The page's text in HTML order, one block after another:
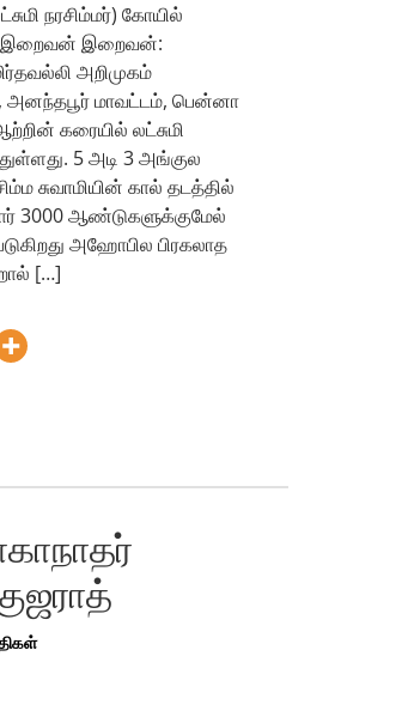
நரசிம்மர்) கோயில்
இறைவன் இறைவன்:
அறிமுகம்
அனந்தபூர் மாவட்டம், பென்னா
கரையில் லட்சுமி
5 அடி 3 அங்குல
சுவாமியின் கால் தடத்தில்
3000 ஆண்டுகளுக்குமேல்
அஹோபில பிரகலாத
[…]